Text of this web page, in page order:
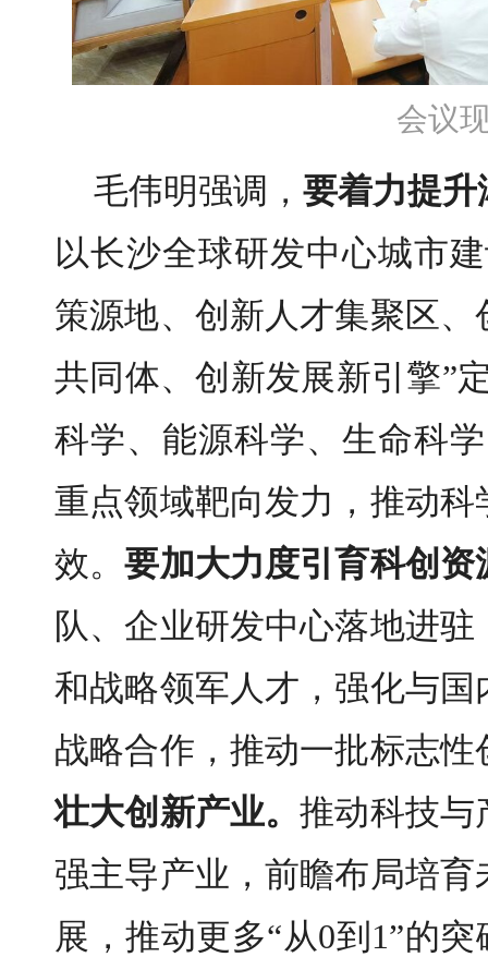
会议
毛伟明强调， 要着力提升
以长沙全球研发中心城市
策源地、创新人才集聚区
共同体、创新发展新引擎”
科学、能源科学、生命科
重点领域靶向发力，推动
效。要加大力度引育科创资
队、企业研发中心落地进驻
和战略领军人才，强化与
战略合作，推动一批标志性
壮大创新产业。推动科技与
强主导产业，前瞻布局培
展，推动更多“从0到 1”的突